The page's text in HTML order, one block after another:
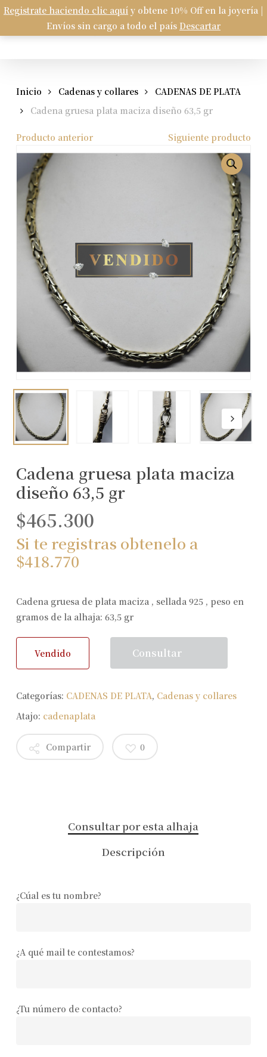
Registrate haciendo clic aquí y obtene 10% Off en la joyería |
Envíos sin cargo a todo el país Descartar
Skip
main
search
Carrito Cart
Inicio Cadenas y collares
CADENAS DE PLATA
Cadena gruesa plata maciza diseño 63,5 gr
Producto anterior Siguiente producto
Cadena gruesa plata maciza
diseño 63,5 gr
$465.300
Si te registras obtenelo a
$418.770
Cadena gruesa de plata maciza , sellada 925 , peso en
gramos de la alhaja: 63,5 gr
Vendido Consultar
Categorías: CADENAS DE PLATA, Cadenas y collares
Atajo: cadenaplata
Compartir 0
Consultar por esta alhaja
Descripción
¿Cúal es tu nombre?
¿A qué mail te contestamos?
¿Tu número de contacto?